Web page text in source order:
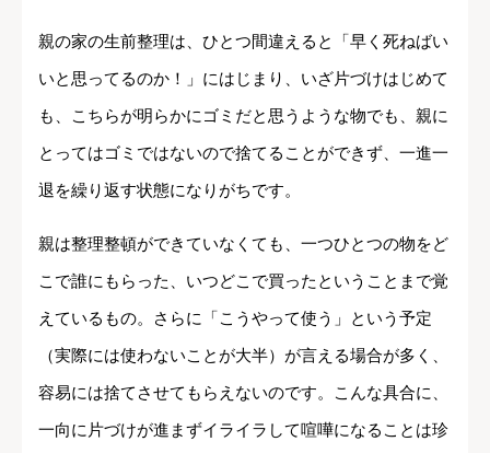
親の家の生前整理は、ひとつ間違えると「早く死ねばい
いと思ってるのか！」にはじまり、いざ片づけはじめて
も、こちらが明らかにゴミだと思うような物でも、親に
とってはゴミではないので捨てることができず、一進一
退を繰り返す状態になりがちです。
親は整理整頓ができていなくても、一つひとつの物をど
こで誰にもらった、いつどこで買ったということまで覚
えているもの。さらに「こうやって使う」という予定
（実際には使わないことが大半）が言える場合が多く、
容易には捨てさせてもらえないのです。こんな具合に、
一向に片づけが進まずイライラして喧嘩になることは珍